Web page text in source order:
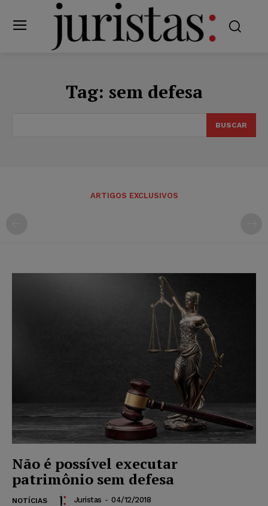
Tag: sem defesa
BUSCAR
ARTIGOS EXCLUSIVOS
Não é possível executar
patrimônio sem defesa
NOTÍCIAS Juristas - 04/12/2018